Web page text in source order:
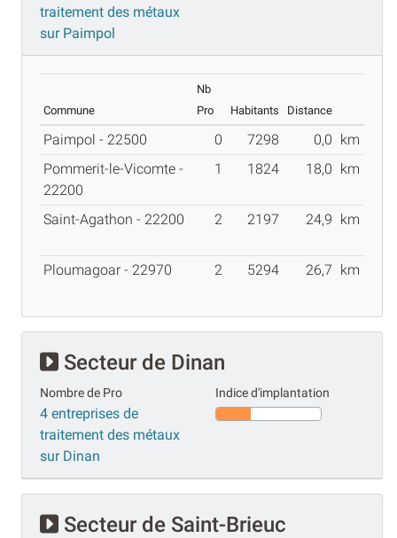
traitement des métaux
sur Paimpol
Commune
Nb
Pro
Habitants Distance
Paimpol - 22500 0 7298 0,0 km
Pommerit-le-Vicomte -
22200
1 1824 18,0 km
Saint-Agathon - 22200 2 2197 24,9 km
Ploumagoar - 22970 2 5294 26,7 km
Secteur de Dinan
Nombre de Pro
4 entreprises de
traitement des métaux
sur Dinan
Indice d'implantation
Secteur de Saint-Brieuc